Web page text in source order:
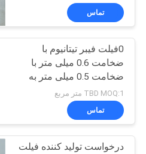
سیاست
حفظ
حریم
خصوصی
فیبر کوتاه
23
تماس
0فیلت فیبر تیتانیوم با
ضخامت 0.6 میلی متر با
ضخامت 0.5 میلی متر به
الکتروالیز آب PEM
TBD MOQ:1 متر مربع
تماس
درخواست تولید کننده فیلت